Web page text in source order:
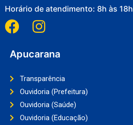
Horário de atendimento: 8h às 18h
Apucarana
Transparência
Ouvidoria (Prefeitura)
Ouvidoria (Saúde)
Ouvidoria (Educação)